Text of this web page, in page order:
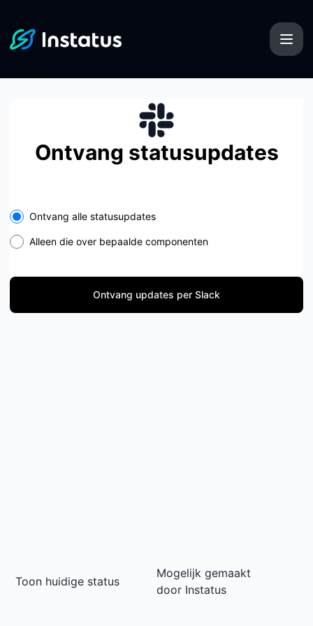
Ontvang statusupdates
Select the components you want to receive updates for
Ontvang alle statusupdates
Alleen die over bepaalde componenten
Ontvang updates per Slack
Toon huidige status
Mogelijk gemaakt
door Instatus